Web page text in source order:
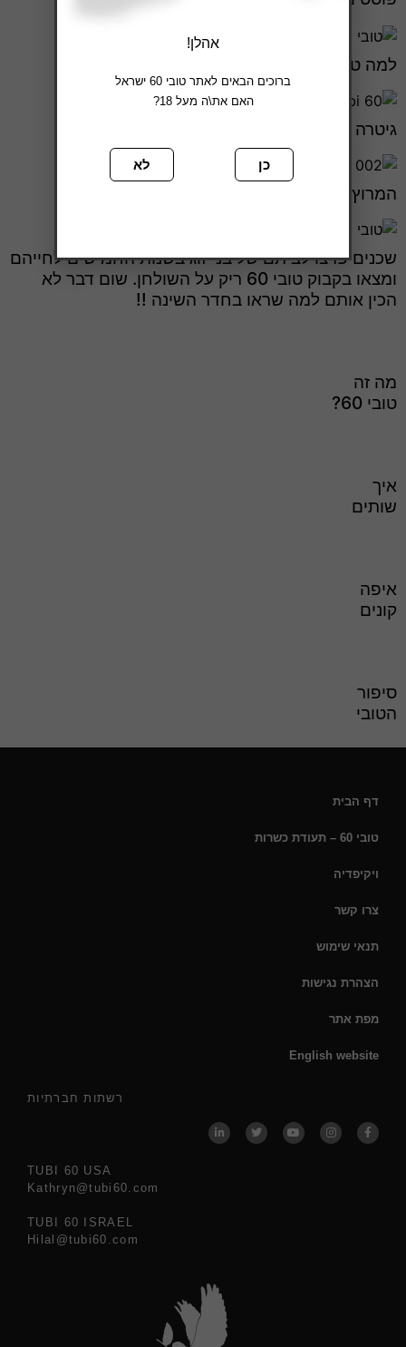
למה טובי זה המשקה הטוב ביותר? דו"ח מסיבה
גיטרה שהפכה למגש צ'ייסרים של טובי !!
המרוץ הסודי שלא שמעתם עליו מגיע לבאר שבע
שכנים פרצו לביתם של בני זוג בשנות החמישים לחייהם
ומצאו בקבוק טובי 60 ריק על השולחן. שום דבר לא
הכין אותם למה שראו בחדר השינה !!
מה זה
טובי 60?
איך
שותים
איפה
קונים
סיפור
הטובי
רשתות חברתיות
TUBI 60 USA
Kathryn@tubi60.com
TUBI 60 ISRAEL
Hilal@tubi60.com
דף הבית
טובי 60 – תעודת כשרות
ויקיפדיה
צרו קשר
תנאי שימוש
הצהרת נגישות
מפת אתר
English website
אהלן!
ברוכים הבאים לאתר טובי 60 ישראל
האם את\ה מעל 18?
כן לא